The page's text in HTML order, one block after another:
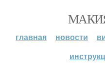
главная новости